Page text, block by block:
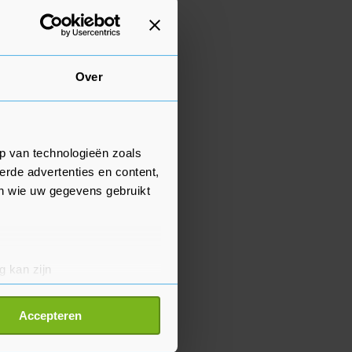
Over
van technologieën zoals
advertenties en content,
wie uw gegevens gebruikt
kan zijn
detailgedeelte
Accepteren